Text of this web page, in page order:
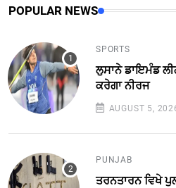
POPULAR NEWS
SPORTS
ਲੁਸਾਨੇ ਡਾਇਮੰਡ
ਕਰੇਗਾ ਨੀਰਜ
AUGUST 5,
PUNJAB
ਤਰਨਤਾਰਨ ਵਿਖੇ